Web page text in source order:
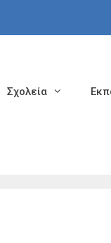
Σχολεία